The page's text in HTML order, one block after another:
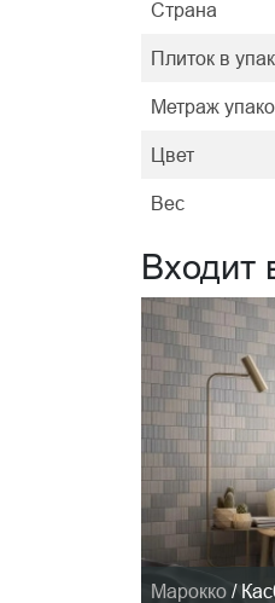
Страна
Плиток в
Метраж
Цвет
Вес
Входит
Марокко /